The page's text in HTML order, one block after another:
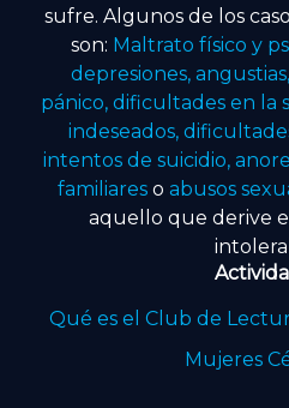
sufre. Algunos de los
son: Maltrato físico y
depresiones,
pánico, dificultades en la
indeseados,
intentos de suicidio,
familiareso abusos
aquello que derive
Qué es el Club de
Mujeres